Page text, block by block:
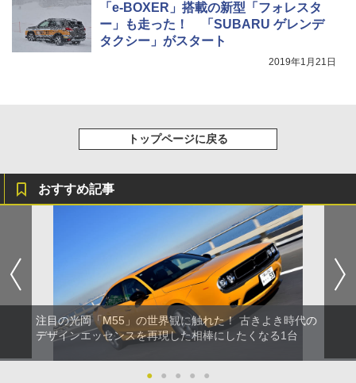
「e-BOXER」搭載の新型「フォレスタ
ー」も走った！ 「SUBARU ゲレンデ
タクシー」がスタート
2019年1月21日
トップページに戻る
おすすめ記事
注目の光岡「M55」の世界観に触れた！ 古きよき時代の
デザインエッセンスを再現した相棒にしたくなる1台
● ● ● ● ●